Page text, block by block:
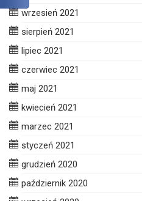
wrzesień 2021
sierpień 2021
lipiec 2021
czerwiec 2021
maj 2021
kwiecień 2021
marzec 2021
styczeń 2021
grudzień 2020
październik 2020